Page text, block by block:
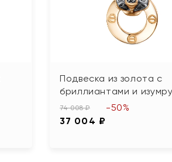
Подвеска из золота с
бриллиантами и
74 008 ₽
37 004 ₽
-50%